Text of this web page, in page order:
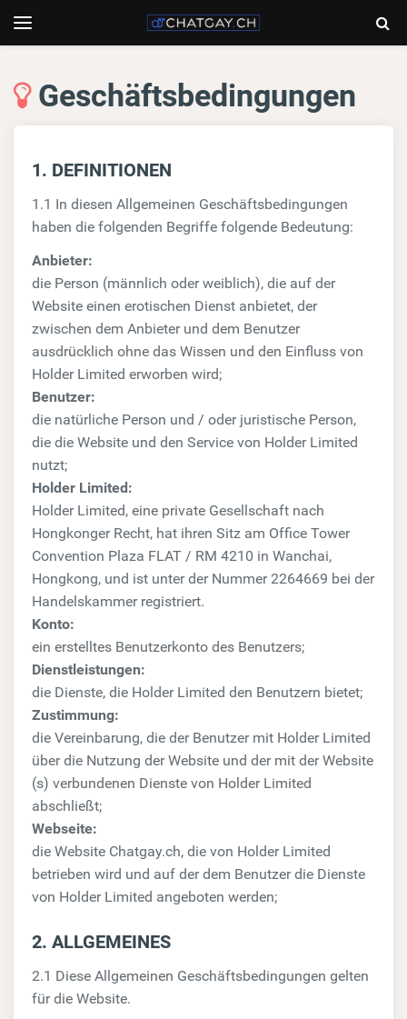
navigation
Geschäftsbedingungen
1. DEFINITIONEN
1.1 In diesen Allgemeinen Geschäftsbedingungen
haben die folgenden Begriffe folgende Bedeutung:
Anbieter:
die Person (männlich oder weiblich), die auf der
Website einen erotischen Dienst anbietet, der
zwischen dem Anbieter und dem Benutzer
ausdrücklich ohne das Wissen und den Einfluss von
Holder Limited erworben wird;
Benutzer:
die natürliche Person und / oder juristische Person,
die die Website und den Service von Holder Limited
nutzt;
Holder Limited:
Holder Limited, eine private Gesellschaft nach
Hongkonger Recht, hat ihren Sitz am Office Tower
Convention Plaza FLAT / RM 4210 in Wanchai,
Hongkong, und ist unter der Nummer 2264669 bei der
Handelskammer registriert.
Konto:
ein erstelltes Benutzerkonto des Benutzers;
Dienstleistungen:
die Dienste, die Holder Limited den Benutzern bietet;
Zustimmung:
die Vereinbarung, die der Benutzer mit Holder Limited
über die Nutzung der Website und der mit der Website
(s) verbundenen Dienste von Holder Limited
abschließt;
Webseite:
die Website Chatgay.ch, die von Holder Limited
betrieben wird und auf der dem Benutzer die Dienste
von Holder Limited angeboten werden;
2. ALLGEMEINES
2.1 Diese Allgemeinen Geschäftsbedingungen gelten
für die Website.